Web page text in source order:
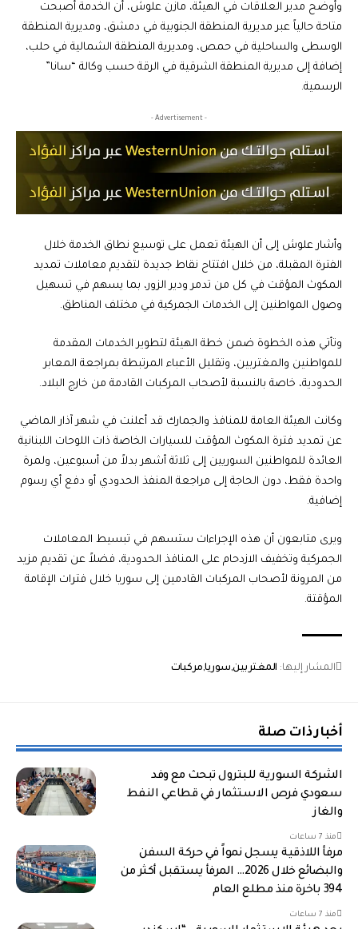
وأوضح مدير العلاقات في الهيئة، مازن علوش، أن الخدمة أصبحت
متاحة حالياً عبر مديرية المنطقة الجنوبية في دمشق، ومديرية المنطقة
الوسطى والساحلية في حمص، ومديرية المنطقة الشمالية في حلب،
إضافة إلى مديرية المنطقة الشرقية في الرقة حسب وكالة “سانا”
الرسمية.
- Advertisement -
وأشار علوش إلى أن الهيئة تعمل على توسيع نطاق الخدمة خلال
الفترة المقبلة، من خلال افتتاح نقاط جديدة لتقديم معاملات تمديد
المكوث المؤقت في كل من تدمر ودير الزور، بما يسهم في تسهيل
وصول المواطنين إلى الخدمات الجمركية في مختلف المناطق.
وتأتي هذه الخطوة ضمن خطة الهيئة لتطوير الخدمات المقدمة
للمواطنين والمغتربين، وتقليل الأعباء المرتبطة بمراجعة المعابر
الحدودية، خاصة بالنسبة لأصحاب المركبات القادمة من خارج البلاد.
وكانت الهيئة العامة للمنافذ والجمارك قد أعلنت في شهر آذار الماضي
عن تمديد فترة المكوث المؤقت للسيارات الخاصة ذات اللوحات اللبنانية
العائدة للمواطنين السوريين إلى ثلاثة أشهر بدلاً من أسبوعين، ولمرة
واحدة فقط، دون الحاجة إلى مراجعة المنفذ الحدودي أو دفع أي رسوم
إضافية.
ويرى متابعون أن هذه الإجراءات ستسهم في تبسيط المعاملات
الجمركية وتخفيف الازدحام على المنافذ الحدودية، فضلاً عن تقديم مزيد
من المرونة لأصحاب المركبات القادمين إلى سوريا خلال فترات الإقامة
المؤقتة.
المشار إليها: المغتربين سوريا مركبات
أخبار ذات صلة
الشركة السورية للبترول تبحث مع وفد
سعودي فرص الاستثمار في قطاعي النفط
والغاز
منذ 7 ساعات
مرفأ اللاذقية يسجل نمواً في حركة السفن
والبضائع خلال 2026… المرفأ يستقبل أكثر من
394 باخرة منذ مطلع العام
منذ 7 ساعات